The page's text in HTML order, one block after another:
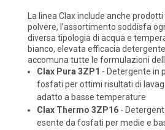
La linea Clax include anche
polvere, l’assortimento soddisfa
diversa tipologia di acqua e
bianco, elevata efficacia
accomuna tutte le formulazioni
Clax Pura 3ZP1 - Detergente in
fosfati per ottimi risultati di
adatto a basse temperature
Clax Thermo 3ZP16 -
esente da fosfati per medie e